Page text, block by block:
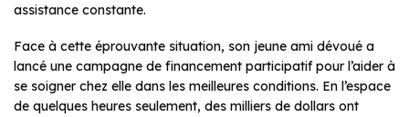
assistance constante.
Face à cette éprouvante situation, son jeune ami dévoué a
lancé une campagne de financement participatif pour l’aider à
se soigner chez elle dans les meilleures conditions. En l’espace
de quelques heures seulement, des milliers de dollars ont